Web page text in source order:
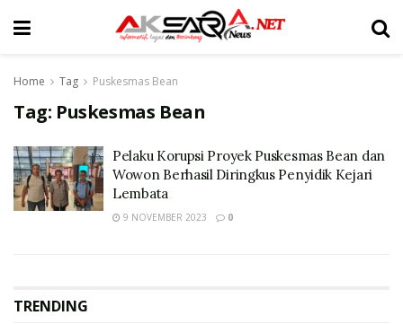
Home Tag Puskesmas Bean
Tag: Puskesmas Bean
Pelaku Korupsi Proyek Puskesmas Bean dan
Wowon Berhasil Diringkus Penyidik Kejari
Lembata
9 NOVEMBER 2023 0
TRENDING